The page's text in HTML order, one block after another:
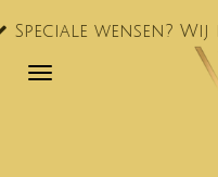
Ga
naar
Wij denken